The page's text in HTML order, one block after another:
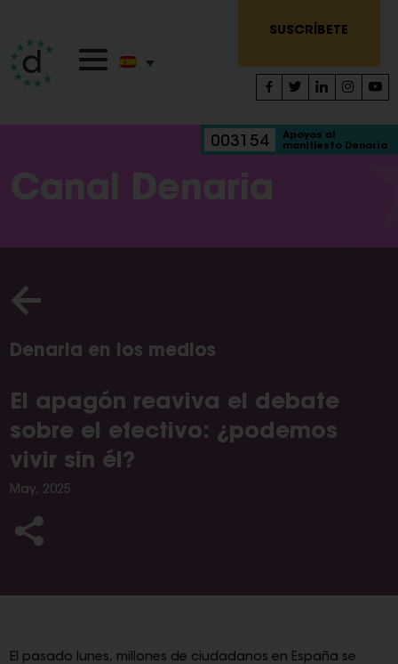
SUSCRÍBETE
003154
Apoyos al
manifiesto Denaria
Canal Denaria
Denaria en los medios
El apagón reaviva el debate
sobre el efectivo: ¿podemos
vivir sin él?
May, 2025
El pasado lunes, millones de ciudadanos en España se